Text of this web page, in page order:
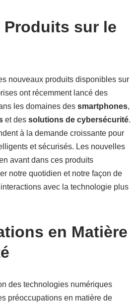
Produits sur le
nouveaux produits disponibles sur
ont récemment lancé des
les domaines des smartphones,
et des solutions de cybersécurité.
à la demande croissante pour
et sécurisés. Les nouvelles
avant dans ces produits
notre quotidien et notre façon de
avec la technologie plus
en Matière
des technologies numériques
préoccupations en matière de